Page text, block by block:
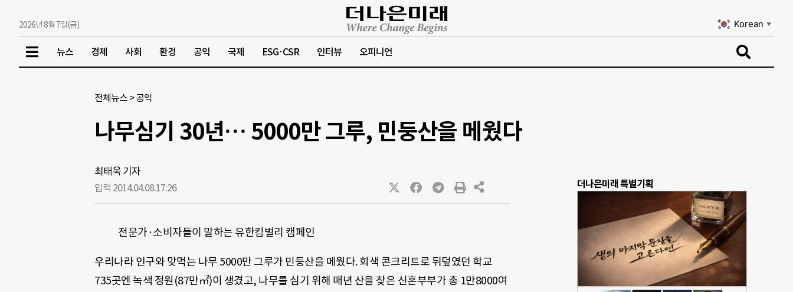
2026년 8월 7일(금) Korean ▼
뉴스 경제 사회 환경 공익 국제 ESG·CSR 인터뷰 오피니언
전체뉴스 >공익
나무심기 30년… 5000만 그루, 민둥산을 메웠다
최태욱 기자
입력 2014.04.08.17:26
전문가·소비자들이 말하는 유한킴벌리 캠페인
우리나라 인구와 맞먹는 나무 5000만 그루가 민둥산을 메웠다. 회색 콘크리트로 뒤덮였던 학교
735곳엔 녹색 정원(87만㎡)이 생겼고, 나무를 심기 위해 매년 산을 찾은 신혼부부가 총 1만8000여
더나은미래 특별기획